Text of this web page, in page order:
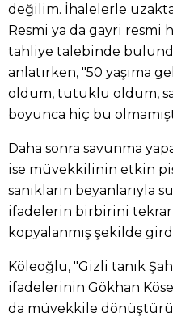
değilim. İhalelerle
Resmi ya da gayri
tahliye talebinde
anlatırken, "50 yaşıma
oldum, tutuklu oldum,
boyunca hiç bu
Daha sonra savunma
ise müvekkilinin etkin
sanıkların beyanlarıyla
ifadelerin birbirini
kopyalanmış şekilde
Köleoğlu, "Gizli tanık
ifadelerinin Gökhan
da müvekkile